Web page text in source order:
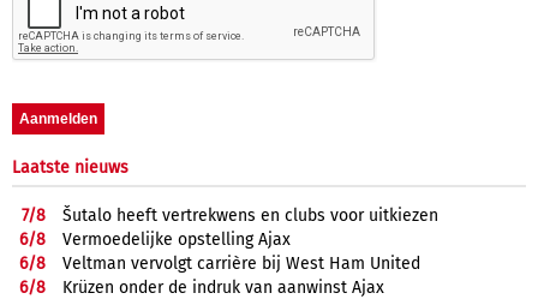
Laatste nieuws
7/8
Šutalo heeft vertrekwens en clubs voor uitkiezen
6/8
Vermoedelijke opstelling Ajax
6/8
Veltman vervolgt carrière bij West Ham United
6/8
Krüzen onder de indruk van aanwinst Ajax